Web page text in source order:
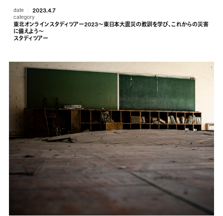
date 2023.4.7
category
東北オンラインスタディツアー2023～東日本大震災の教訓を学び、これからの災害
に備えよう～
スタディツアー